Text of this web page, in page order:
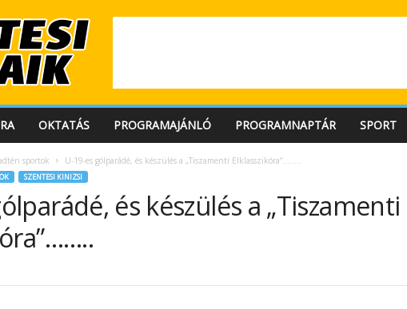
OKTATÁS PROGRAMAJÁNLÓ PROGRAMNAPTÁR SPORT
sportok U-19-es gólparádé, és készülés a „Tiszamenti Elklasszikóra”……..
SZENTESI KINIZSI
és készülés a „Tiszamenti